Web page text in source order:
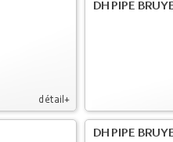
détail+
DH PIPE
DH PIPE